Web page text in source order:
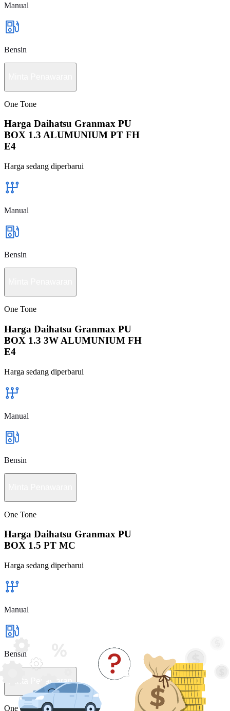
Manual
Bensin
One Tone
Harga Daihatsu Granmax PU
BOX 1.3 ALUMUNIUM PT FH
E4
Harga sedang diperbarui
Manual
Bensin
One Tone
Harga Daihatsu Granmax PU
BOX 1.3 3W ALUMUNIUM FH
E4
Harga sedang diperbarui
Manual
Bensin
One Tone
Harga Daihatsu Granmax PU
BOX 1.5 PT MC
Harga sedang diperbarui
Manual
Bensin
Minta Penawaran
One Tone